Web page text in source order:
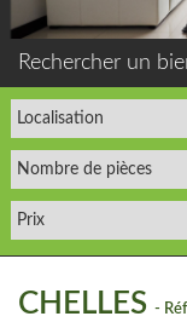
Rechercher un
CHELLES -